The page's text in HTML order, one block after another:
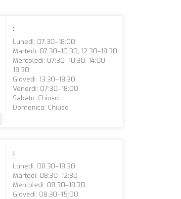
:
Lunedì: 07:30–18:00
Martedì: 07:30–10:30, 12:30–18:30
Mercoledì: 07:30–10:30, 14:00–
18:30
Giovedì: 13:30–18:30
Venerdì: 07:30–18:00
Sabato: Chiuso
Domenica: Chiuso
:
Lunedì: 08:30–18:30
Martedì: 08:30–12:30
Mercoledì: 08:30–18:30
Giovedì: 08:30–15:00